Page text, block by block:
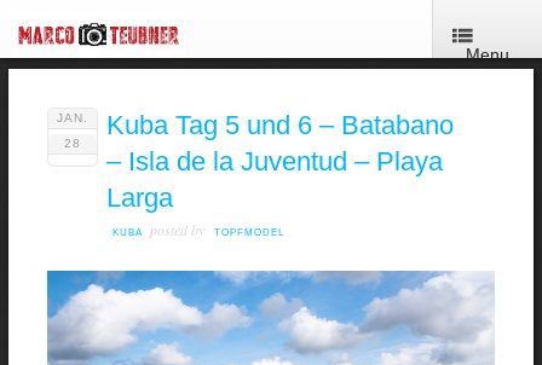
Menu
JAN.
28
Kuba Tag 5 und 6 – Batabano
– Isla de la Juventud – Playa
Larga
KUBA posted by TOPFMODEL